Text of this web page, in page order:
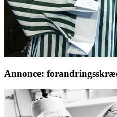
Annonce: